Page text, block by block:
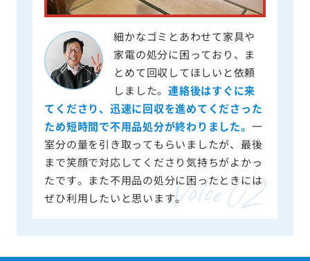
細かなゴミとあわせて家具や
家電の処分に困っており、ま
とめて回収してほしいと依頼
しました。連絡後はすぐに来
てくださり、迅速に回収を進めてくださった
ため短時間で不用品処分が終わりました。 一
室分の量を引き取ってもらいましたが、最後
まで笑顔で対応してくださり気持ちがよかっ
たです。また不用品の処分に困ったときには
ぜひ利用したいと思います。